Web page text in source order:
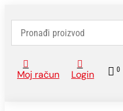

Moj račun

Login  0